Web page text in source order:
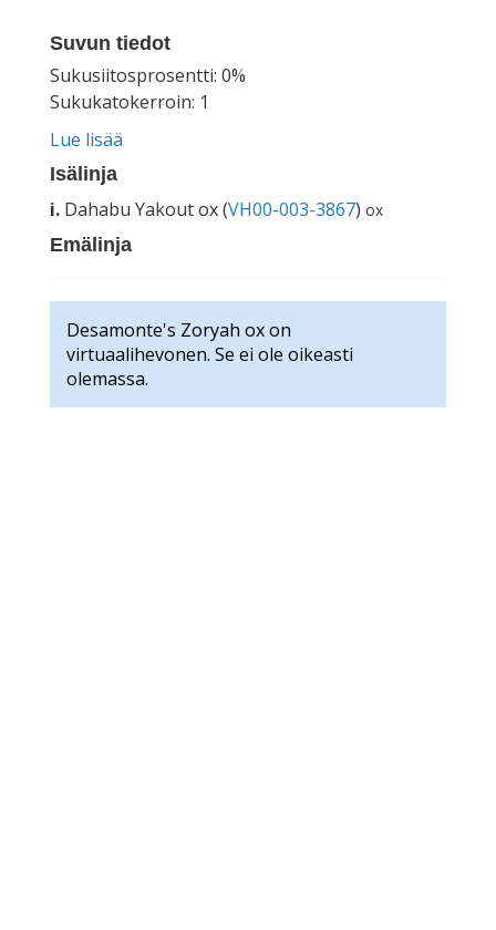
Suvun tiedot
Sukusiitosprosentti: 0%
Sukukatokerroin: 1
Lue lisää
Isälinja
i. Dahabu Yakout ox (VH00-003-3867) ox
Emälinja
Desamonte's Zoryah ox on
virtuaalihevonen. Se ei ole oikeasti
olemassa.